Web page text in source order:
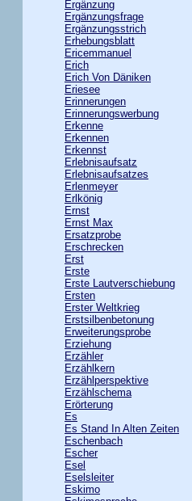
Ergänzung
Ergänzungsfrage
Ergänzungsstrich
Erhebungsblatt
Ericemmanuel
Erich
Erich Von Däniken
Eriesee
Erinnerungen
Erinnerungswerbung
Erkenne
Erkennen
Erkennst
Erlebnisaufsatz
Erlebnisaufsatzes
Erlenmeyer
Erlkönig
Ernst
Ernst Max
Ersatzprobe
Erschrecken
Erst
Erste
Erste Lautverschiebung
Ersten
Erster Weltkrieg
Erstsilbenbetonung
Erweiterungsprobe
Erziehung
Erzähler
Erzählkern
Erzählperspektive
Erzählschema
Erörterung
Es
Es Stand In Alten Zeiten
Eschenbach
Escher
Esel
Eselsleiter
Eskimo